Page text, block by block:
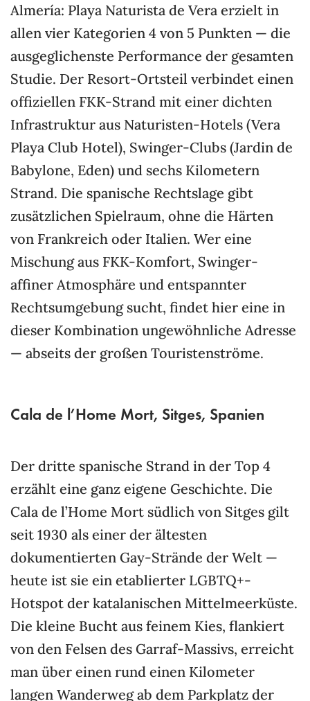
Almería: Playa Naturista de Vera erzielt in
allen vier Kategorien 4 von 5 Punkten — die
ausgeglichenste Performance der gesamten
Studie. Der Resort-Ortsteil verbindet einen
offiziellen FKK-Strand mit einer dichten
Infrastruktur aus Naturisten-Hotels (Vera
Playa Club Hotel), Swinger-Clubs (Jardin de
Babylone, Eden) und sechs Kilometern
Strand. Die spanische Rechtslage gibt
zusätzlichen Spielraum, ohne die Härten
von Frankreich oder Italien. Wer eine
Mischung aus FKK-Komfort, Swinger-
affiner Atmosphäre und entspannter
Rechtsumgebung sucht, findet hier eine in
dieser Kombination ungewöhnliche Adresse
— abseits der großen Touristenströme.
Cala de l’Home Mort, Sitges, Spanien
Der dritte spanische Strand in der Top 4
erzählt eine ganz eigene Geschichte. Die
Cala de l’Home Mort südlich von Sitges gilt
seit 1930 als einer der ältesten
dokumentierten Gay-Strände der Welt —
heute ist sie ein etablierter LGBTQ+-
Hotspot der katalanischen Mittelmeerküste.
Die kleine Bucht aus feinem Kies, flankiert
von den Felsen des Garraf-Massivs, erreicht
man über einen rund einen Kilometer
langen Wanderweg ab dem Parkplatz der